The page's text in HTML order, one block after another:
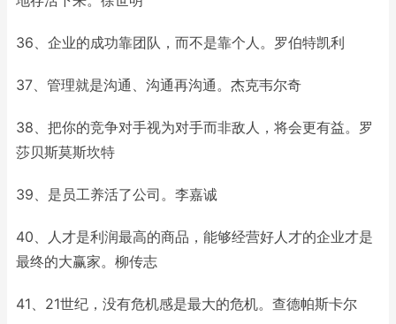
36、企业的成功靠团队，而不是靠个人。罗伯特凯利
37、管理就是沟通、沟通再沟通。杰克韦尔奇
38、把你的竞争对手视为对手而非敌人，将会更有益。罗
莎贝斯莫斯坎特
39、是员工养活了公司。李嘉诚
40、人才是利润最高的商品，能够经营好人才的企业才是
最终的大赢家。柳传志
41、21世纪，没有危机感是最大的危机。查德帕斯卡尔